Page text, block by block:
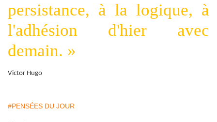
persistance, à la logique, à
l'adhésion d'hier avec
demain. »
Victor Hugo
#PENSÉES DU JOUR